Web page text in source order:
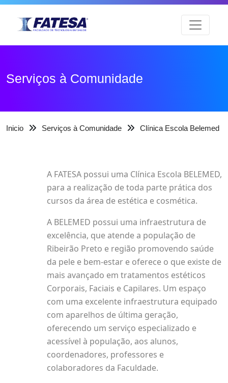
Serviços à Comunidade
Inicio Serviços à Comunidade Clínica Escola Belemed
A FATESA possui uma Clínica Escola BELEMED,
para a realização de toda parte prática dos
cursos da área de estética e cosmética.
A BELEMED possui uma infraestrutura de
excelência, que atende a população de
Ribeirão Preto e região promovendo saúde
da pele e bem-estar e oferece o que existe de
mais avançado em tratamentos estéticos
Corporais, Faciais e Capilares. Um espaço
com uma excelente infraestrutura equipado
com aparelhos de última geração,
oferecendo um serviço especializado e
acessível à população, aos alunos,
coordenadores, professores e
colaboradores da Faculdade.